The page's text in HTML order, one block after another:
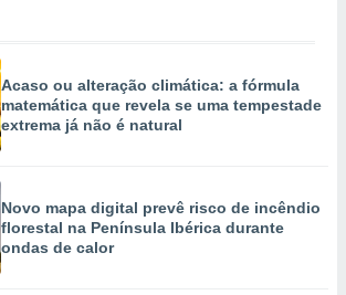
Acaso ou alteração climática: a fórmula
matemática que revela se uma tempestade
extrema já não é natural
Novo mapa digital prevê risco de incêndio
florestal na Península Ibérica durante
ondas de calor